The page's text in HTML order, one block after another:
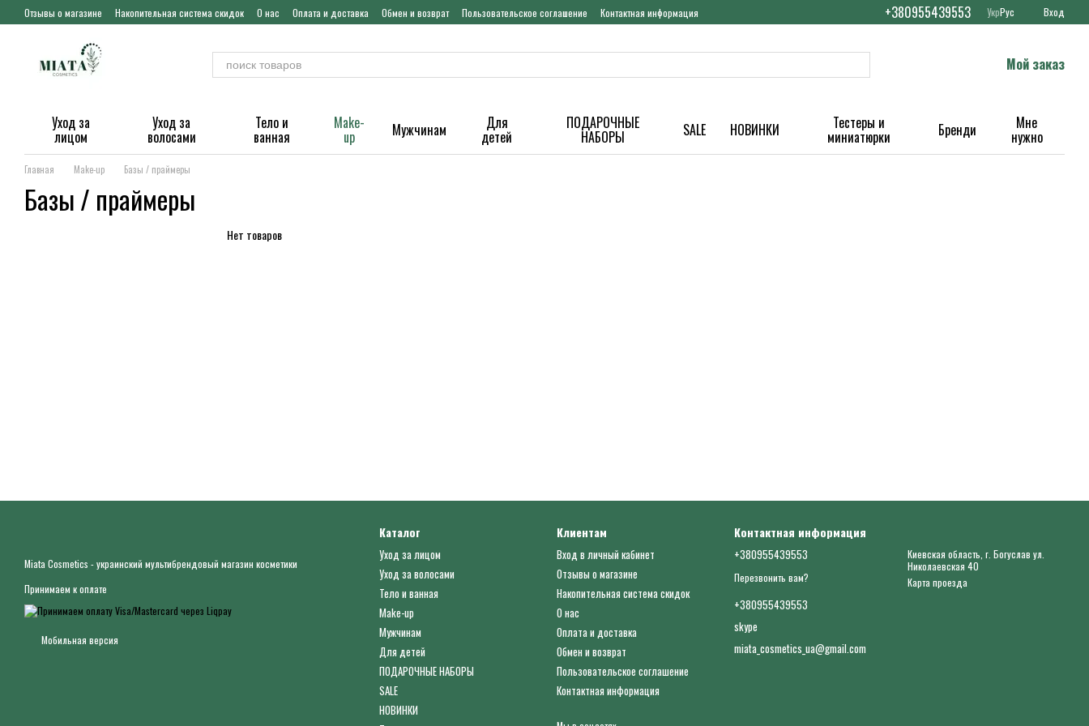
Перейти к основному контенту
Отзывы о магазине Накопительная система скидок О нас Оплата и доставка Обмен и возврат Пользовательское соглашение Контактная информация +380955439553 УкрРус Вход
Мой заказ
Уход за
лицом
Уход за
волосами
Тело и
ванная
Make-
up Мужчинам Для
детей
ПОДАРОЧНЫЕ
НАБОРЫ SALE НОВИНКИ Тестеры и
миниатюрки Бренди Мне
нужно
Главная Make-up Базы / праймеры
Базы / праймеры
Нет товаров
Miata Cosmetics - украинский мультибрендовый магазин косметики
Принимаем к оплате
Мобильная версия
Каталог
Уход за лицом
Уход за волосами
Тело и ванная
Make-up
Мужчинам
Для детей
ПОДАРОЧНЫЕ НАБОРЫ
SALE
НОВИНКИ
Клиентам
Вход в личный кабинет
Отзывы о магазине
Накопительная система скидок
О нас
Оплата и доставка
Обмен и возврат
Пользовательское соглашение
Контактная информация
Контактная информация
+380955439553
Перезвонить вам?
+380955439553
skype
miata_cosmetics_ua@gmail.com
Киевская область, г. Богуслав ул.
Николаевская 40
Карта проезда